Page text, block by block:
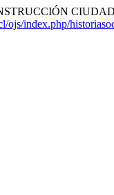
ojs/index.php/